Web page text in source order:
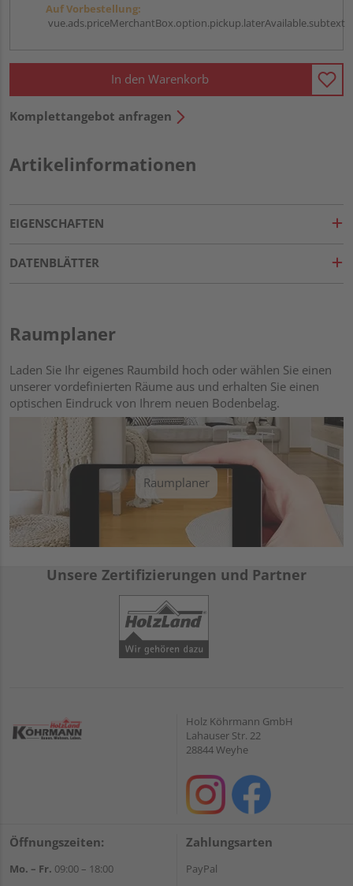
Auf Vorbestellung:
vue.ads.priceMerchantBox.option.pickup.laterAvailable.subtext
In den Warenkorb
Komplettangebot anfragen
Artikelinformationen
EIGENSCHAFTEN
DATENBLÄTTER
Raumplaner
Laden Sie Ihr eigenes Raumbild hoch oder wählen Sie einen
unserer vordefinierten Räume aus und erhalten Sie einen
optischen Eindruck von Ihrem neuen Bodenbelag.
Raumplaner
Unsere Zertifizierungen und Partner
Holz Köhrmann GmbH
Lahauser Str. 22
28844 Weyhe
Öffnungszeiten:
Mo. – Fr. 09:00 – 18:00
Zahlungsarten
PayPal